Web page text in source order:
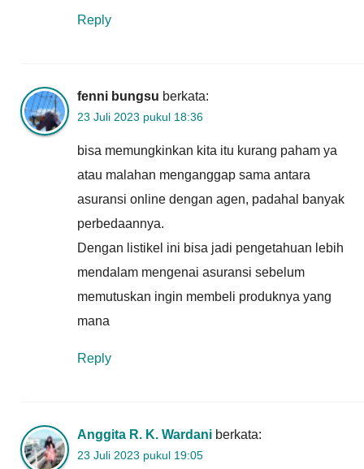
Reply
fenni bungsu berkata:
23 Juli 2023 pukul 18:36
bisa memungkinkan kita itu kurang paham ya
atau malahan menganggap sama antara
asuransi online dengan agen, padahal banyak
perbedaannya.
Dengan listikel ini bisa jadi pengetahuan lebih
mendalam mengenai asuransi sebelum
memutuskan ingin membeli produknya yang
mana
Reply
Anggita R. K. Wardani berkata:
23 Juli 2023 pukul 19:05